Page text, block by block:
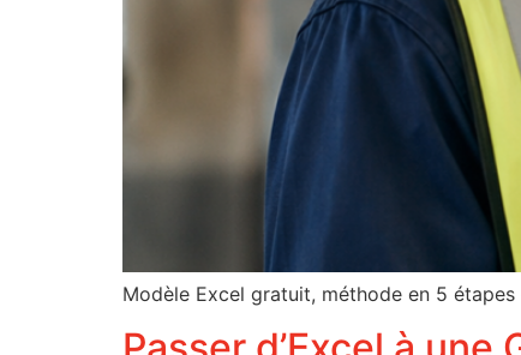
Modèle Excel gratuit, méthode en 5